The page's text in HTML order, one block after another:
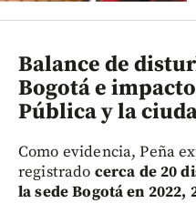
Balance de
Bogotá e
Pública y la
Como evidencia, Peña
registrado cerca de 20
la sede Bogotá en 2022,